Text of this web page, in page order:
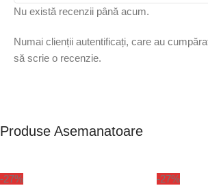
Nu există recenzii până acum.
Numai clienții autentificați, care au
să scrie o recenzie.
Produse Asemanatoare
-27% -27%